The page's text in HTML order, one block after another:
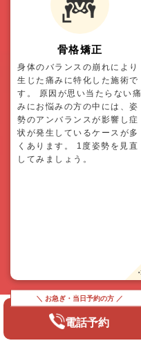
骨格矯正
身体のバランスの崩れにより
生じた痛みに特化した施術で
す。 原因が思い当たらない痛
みにお悩みの方の中には、姿
勢のアンバランスが影響し症
状が発生しているケースが多
くあります。 1度姿勢を見直
してみましょう。
電話予約